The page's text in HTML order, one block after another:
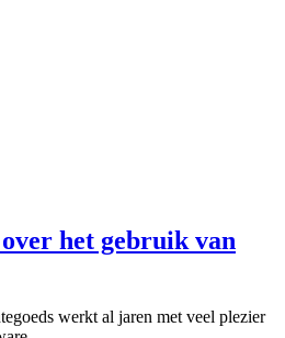
het gebruik van
werkt al jaren met veel plezier